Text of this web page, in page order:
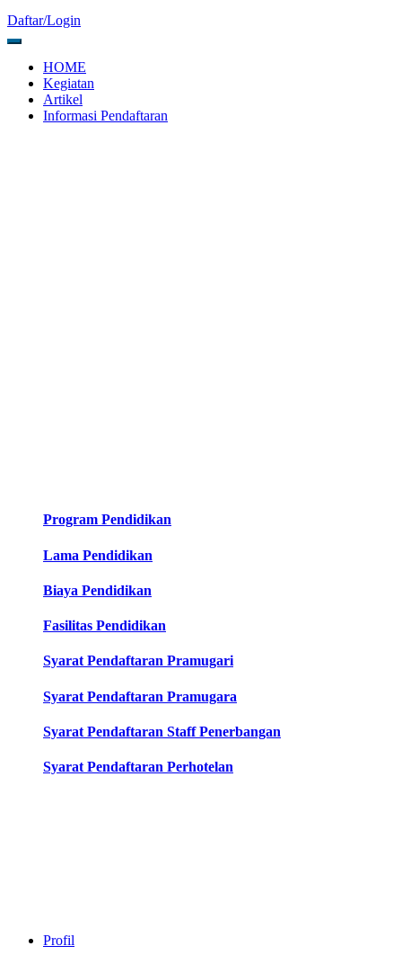
Daftar/Login
HOME
Kegiatan
Artikel
Informasi Pendaftaran
Program Pendidikan
Lama Pendidikan
Biaya Pendidikan
Fasilitas Pendidikan
Syarat Pendaftaran Pramugari
Syarat Pendaftaran Pramugara
Syarat Pendaftaran Staff Penerbangan
Syarat Pendaftaran Perhotelan
Profil